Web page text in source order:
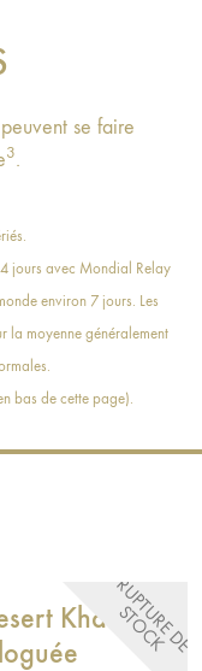
se faire
3.
jours avec Mondial Relay
environ 7 jours. Les
la moyenne généralement
bas de cette page).
R
U
P
T
U
R
E
D
E
S
T
O
C
K
Khaki –